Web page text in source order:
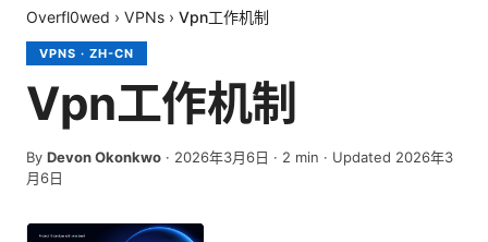
Overfl0wed › VPNs › Vpn工作机制
VPNS · ZH-CN
Vpn工作机制
By Devon Okonkwo · 2026年3月6日 · 2 min · Updated 2026年3
月6日